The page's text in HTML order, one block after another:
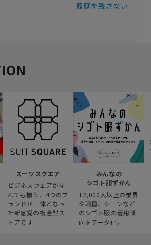
履歴を残さない
スーツスクエア
ビジネスウェアがな
んでも揃う、4つのブ
ランドが一体となっ
た新感覚の複合型ス
トアです
みんなの
シゴト服ずかん
12,000人以上の業界
や職種、シーンなど
のシゴト服の着用傾
向をデータ化。